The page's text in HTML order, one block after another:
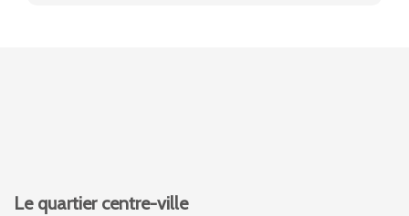
Le quartier centre-ville